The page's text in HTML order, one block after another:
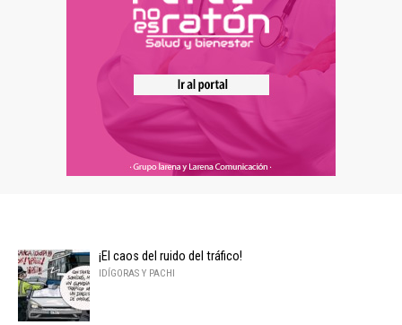
¡El caos del ruido del tráfico!
IDÍGORAS Y PACHI